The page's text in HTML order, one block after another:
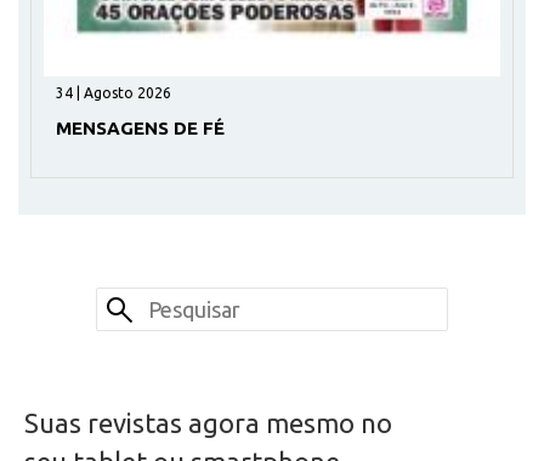
34 | Agosto 2026
MENSAGENS DE FÉ
Suas revistas agora mesmo no